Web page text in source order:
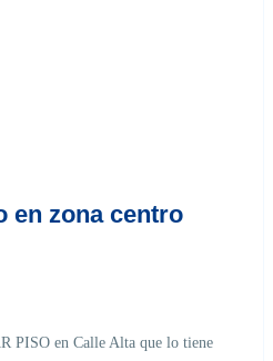
en zona centro
PISO en Calle Alta que lo tiene